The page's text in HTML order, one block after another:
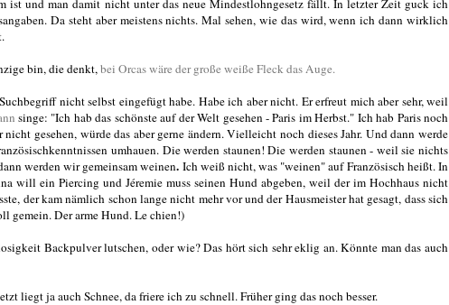
Da steht aber meistens nichts. Mal sehen, wie das wird, wenn ich dann wirklich
bin, die denkt, bei Orcas wäre der große weiße Fleck das Auge.
nicht selbst eingefügt habe. Habe ich aber nicht. Er erfreut mich aber sehr, weil
singe: "Ich hab das schönste auf der Welt gesehen - Paris im Herbst." Ich hab Paris noch
gesehen, würde das aber gerne ändern. Vielleicht noch dieses Jahr. Und dann werde
umhauen. Die werden staunen! Die werden staunen - weil sie nichts
werden wir gemeinsam weinen. Ich weiß nicht, was "weinen" auf Französisch heißt. In
will ein Piercing und Jéremie muss seinen Hund abgeben, weil der im Hochhaus nicht
der kam nämlich schon lange nicht mehr vor und der Hausmeister hat gesagt, dass sich
gemein. Der arme Hund. Le chien!)
Backpulver lutschen, oder wie? Das hört sich sehr eklig an. Könnte man das auch
liegt ja auch Schnee, da friere ich zu schnell. Früher ging das noch besser.